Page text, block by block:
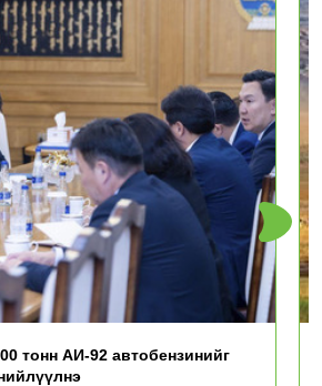
тонн АИ-92 автобензинийг